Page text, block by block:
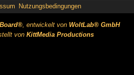
Nutzungsbedingungen
, entwickelt von WoltLab® GmbH
von KittMedia Productions